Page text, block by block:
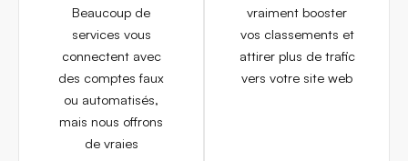
Beaucoup de
services vous
connectent avec
des comptes faux
ou automatisés,
mais nous offrons
de vraies
vraiment booster
vos classements et
attirer plus de trafic
vers votre site web